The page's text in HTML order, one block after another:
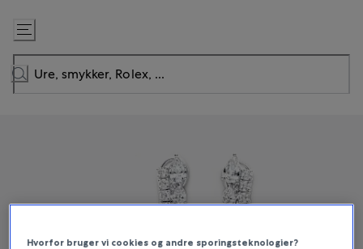
Gå
til
indhold
Hvorfor bruger vi cookies og andre sporingsteknologier?